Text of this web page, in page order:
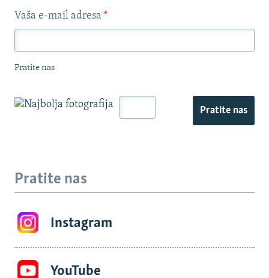
Vaša e-mail adresa *
Pratite nas
Pratite nas
Pratite nas
Instagram
YouTube